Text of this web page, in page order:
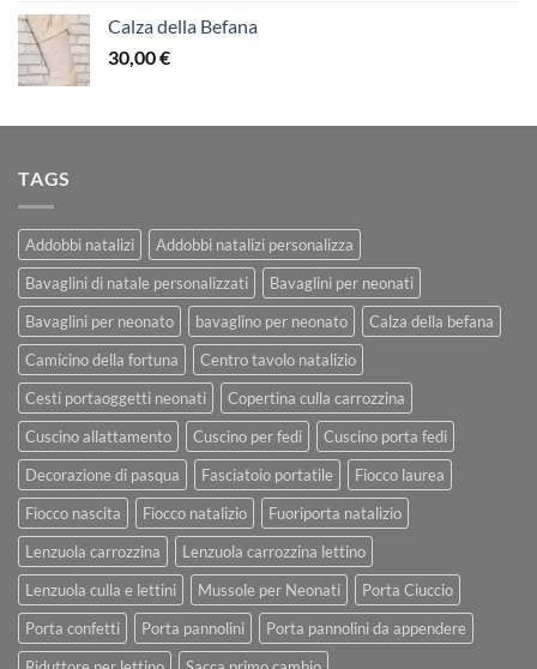
Calza della Befana
30,00€
TAGS
Addobbi natalizi
Addobbi natalizi personalizza
Bavaglini di natale personalizzati
Bavaglini per neonati
Bavaglini per neonato
bavaglino per neonato
Calza della befana
Camicino della fortuna
Centro tavolo natalizio
Cesti portaoggetti neonati
Copertina culla carrozzina
Cuscino allattamento
Cuscino per fedi
Cuscino porta fedi
Decorazione di pasqua
Fasciatoio portatile
Fiocco laurea
Fiocco nascita
Fiocco natalizio
Fuoriporta natalizio
Lenzuola carrozzina
Lenzuola carrozzina lettino
Lenzuola culla e lettini
Mussole per Neonati
Porta Ciuccio
Porta confetti
Porta pannolini
Porta pannolini da appendere